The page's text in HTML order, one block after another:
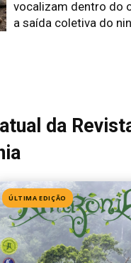
Edição 155· Julho 2026
📖 Ler agora